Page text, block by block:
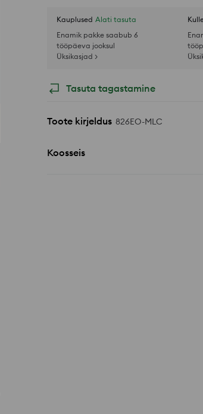
Kauplused Alati tasuta
Enamik pakke saabub 6
tööpäeva jooksul
Üksikasjad >
Tasuta tagastamine
Toote kirjeldus 826EO-MLC
Koosseis